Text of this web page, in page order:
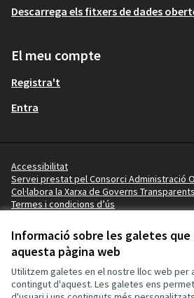
Informació sobre les galetes que
aquesta pàgina web
Utilitzem galetes en el nostre lloc web per
contingut d'aquest. Les galetes ens
Descarrega els fitxers de dades
El meu compte
Registra't
Entra
Accessibilitat
Servei prestat pel Consorci Administració
Col·labora la Xarxa de Governs
Termes i condicions d’ús
Termes i condicions
Configuració de les galetes
Ajuntament de Lleida a X
(Enllaç extern)
Ajuntament de Lleida a Facebook
(Enllaç extern)
Ajuntament de Lleida a Instagram
(Enllaç extern)
Ajuntament de Lleida a
(Enllaç extern)